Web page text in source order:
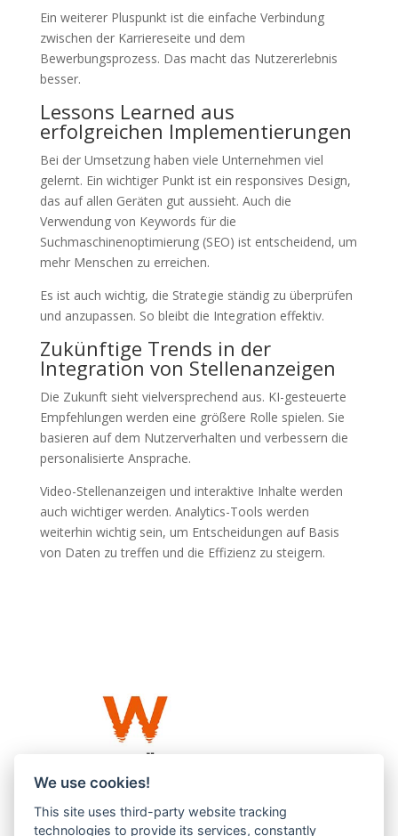
Ein weiterer Pluspunkt ist die einfache Verbindung
zwischen der Karriereseite und dem
Bewerbungsprozess. Das macht das Nutzererlebnis
besser.
Lessons Learned aus
erfolgreichen Implementierungen
Bei der Umsetzung haben viele Unternehmen viel
gelernt. Ein wichtiger Punkt ist ein responsives Design,
das auf allen Geräten gut aussieht. Auch die
Verwendung von Keywords für die
Suchmaschinenoptimierung (SEO) ist entscheidend, um
mehr Menschen zu erreichen.
Es ist auch wichtig, die Strategie ständig zu überprüfen
und anzupassen. So bleibt die Integration effektiv.
Zukünftige Trends in der
Integration von Stellenanzeigen
Die Zukunft sieht vielversprechend aus. KI-gesteuerte
Empfehlungen werden eine größere Rolle spielen. Sie
basieren auf dem Nutzerverhalten und verbessern die
personalisierte Ansprache.
Video-Stellenanzeigen und interaktive Inhalte werden
auch wichtiger werden. Analytics-Tools werden
weiterhin wichtig sein, um Entscheidungen auf Basis
von Daten zu treffen und die Effizienz zu steigern.
Westküste UG (haftungsbeschränkt)
We use cookies!
This site uses third-party website tracking
technologies to provide its services, constantly